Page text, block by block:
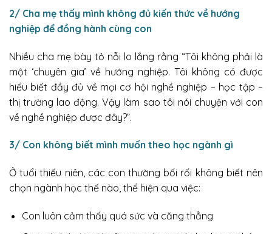
2/ Cha mẹ thấy mình không đủ kiến thức về hướng
nghiệp để đồng hành cùng con
Nhiều cha mẹ bày tỏ nỗi lo lắng rằng “Tôi không phải là
một ‘chuyên gia’ về hướng nghiệp. Tôi không có được
hiểu biết đầy đủ về mọi cơ hội nghề nghiệp – học tập –
thị trường lao động. Vậy làm sao tôi nói chuyện với con
về nghề nghiệp được đây?”.
3/ Con không biết mình muốn theo học ngành gì
Ở tuổi thiếu niên, các con thường bối rối không biết nên
chọn ngành học thế nào, thể hiện qua việc:
Con luôn cảm thấy quá sức và căng thẳng